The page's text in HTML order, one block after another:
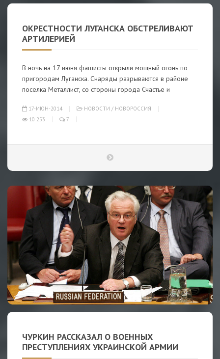
ОКРЕСТНОСТИ ЛУГАНСКА ОБСТРЕЛИВАЮТ
АРТИЛЕРИЕЙ
В ночь на 17 июня фашисты открыли мощный огонь по
пригородам Луганска. Снаряды разрываются в районе
поселка Металлист, со стороны города Счастье и
17-ИЮН-2014 НОВОСТИ / НОВОРОССИЯ
10 253
7
ЧУРКИН РАССКАЗАЛ О ВОЕННЫХ
ПРЕСТУПЛЕНИЯХ УКРАИНСКОЙ АРМИИ